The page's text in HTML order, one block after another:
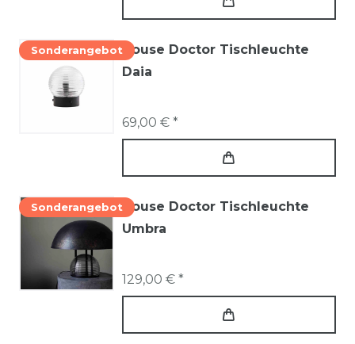
SonderangebotHouse Doctor Tischleuchte
Daia
69,00 € *
SonderangebotHouse Doctor Tischleuchte
Umbra
129,00 € *